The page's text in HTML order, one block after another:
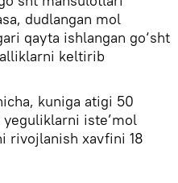
dudlangan mol
qayta ishlangan go‘sht
keltirib
kuniga atigi 50
iste’mol
rivojlanish xavfini 18